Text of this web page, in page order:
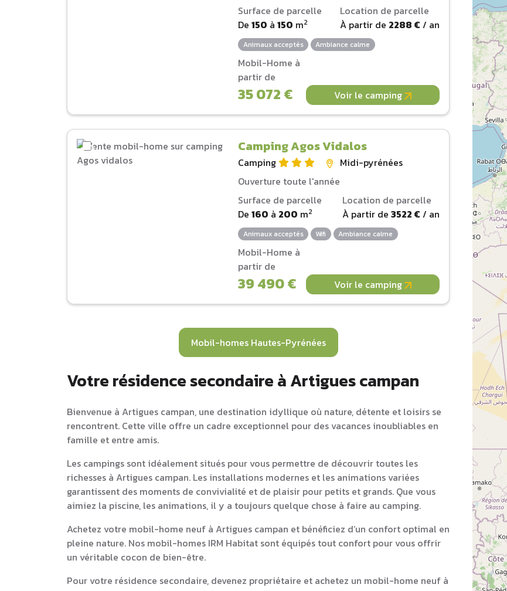
Surface de parcelle
De150 à150 m2
Location de parcelle
À partir de 2288 € / an
Animaux acceptés Ambiance calme
Mobil-Home à
partir de
35 072 € Voir le camping
Camping Agos Vidalos
Camping
Midi-pyrénées
Ouverture toute l'année
Surface de parcelle
De160 à 200 m2
Location de parcelle
À partir de 3522 € / an
Animaux acceptés Wifi Ambiance calme
Mobil-Home à
partir de
39 490 € Voir le camping
Mobil-homes Hautes-Pyrénées
Votre résidence secondaire à Artigues campan
Bienvenue à Artigues campan, une destination idyllique où nature, détente et loisirs se
rencontrent. Cette ville offre un cadre exceptionnel pour des vacances inoubliables en
famille et entre amis.
Les campings sont idéalement situés pour vous permettre de découvrir toutes les
richesses à Artigues campan. Les installations modernes et les animations variées
garantissent des moments de convivialité et de plaisir pour petits et grands. Que vous
aimiez la piscine, les animations, il y a toujours quelque chose à faire au camping.
Achetez votre mobil-home neuf à Artigues campan et bénéficiez d’un confort optimal en
pleine nature. Nos mobil-homes IRM Habitat sont équipés tout confort pour vous offrir
un véritable cocon de bien-être.
Pour votre résidence secondaire, devenez propriétaire et achetez un mobil-home neuf à